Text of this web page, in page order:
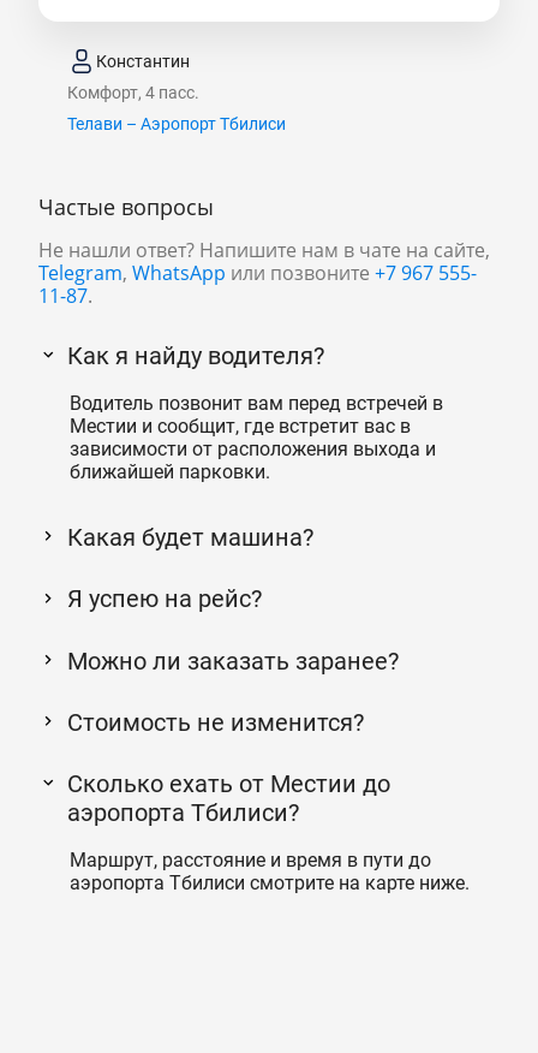
Константин
Комфорт, 4 пасс.
Телави – Аэропорт Тбилиси
Частые вопросы
Не нашли ответ? Напишите нам в чате на сайте,
Telegram, WhatsApp или позвоните +7 967 555-
11-87.
Как я найду водителя?
Водитель позвонит вам перед встречей в
Местии и сообщит, где встретит вас в
зависимости от расположения выхода и
ближайшей парковки.
Какая будет машина?
Я успею на рейс?
Можно ли заказать заранее?
Стоимость не изменится?
Сколько ехать от Местии до
аэропорта Тбилиси?
Маршрут, расстояние и время в пути до
аэропорта Тбилиси смотрите на карте ниже.